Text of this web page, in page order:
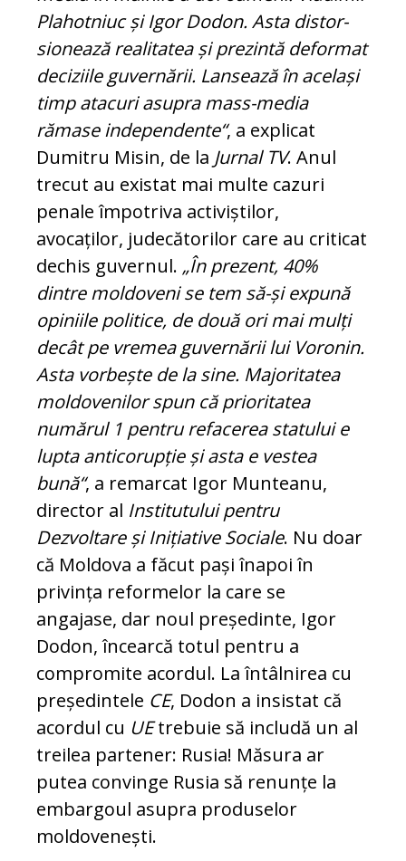
Plahotniuc și Igor Dodon. Asta distor­
sio­nează realitatea și prezintă deformat
de­ci­ziile guvernării. Lansează în același
timp atacuri asupra mass-media
rămase independente“, a explicat
Dumitru Misin, de la Jurnal TV. Anul
trecut au existat mai multe cazuri
penale împotriva acti­viș­tilor,
avocaților, judecătorilor care au cri­ticat
dechis guvernul. „În prezent, 40%
dintre moldoveni se tem să-și expună
opi­niile politice, de două ori mai mulți
decât pe vremea guvernării lui Voronin.
Asta vorbește de la sine. Majoritatea
mol­dovenilor spun că prioritatea
numărul 1 pentru refacerea statului e
lupta antico­rupție și asta e vestea
bună“, a remarcat Igor Munteanu,
director al Institutului pen­tru
Dezvoltare și Inițiative Sociale. Nu doar
că Moldova a făcut pași înapoi în
privința reformelor la care se
angajase, dar noul președinte, Igor
Dodon, încearcă totul pentru a
compromite acordul. La în­tâlnirea cu
președintele CE, Dodon a in­sis­tat că
acordul cu UEtrebuie să includă un al
treilea partener: Rusia! Măsura ar
putea convinge Rusia să renunțe la
embargoul asupra produselor
moldovenești.